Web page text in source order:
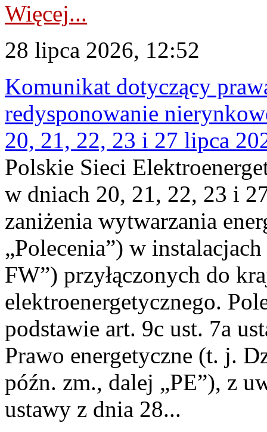
Więcej...
28 lipca 2026, 12:52
Komunikat dotyczący
redysponowanie
20, 21, 22, 23 i 27 lipca
Polskie Sieci
w dniach 20, 21, 22, 23 i
zaniżenia wytwarzania
„Polecenia”) w
FW”) przyłączonych do
elektroenergetycznego.
podstawie art. 9c ust. 7a
Prawo energetyczne (t. j.
późn. zm., dalej „PE”), z
ustawy z dnia 28...